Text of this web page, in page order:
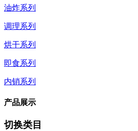
油炸系列
调理系列
烘干系列
即食系列
内销系列
产品展示
切换类目